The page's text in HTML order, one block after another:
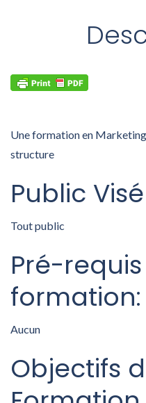
Une formation en
structure
Public Visé
Tout public
Pré-requis
formation:
Aucun
Objectifs